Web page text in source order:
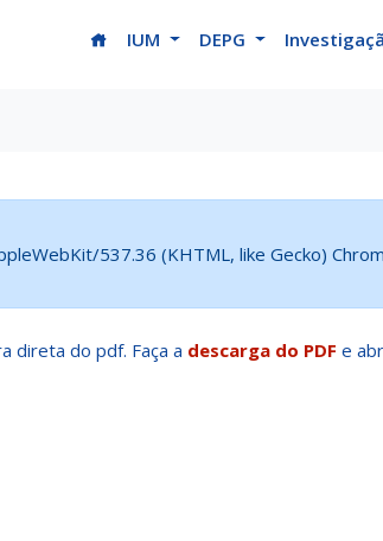
(current)
IUM DEPG
537.36 (KHTML, like Gecko)
direta do pdf. Faça a descarga do PDF e